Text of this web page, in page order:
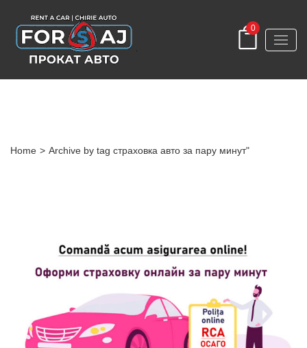
0
Home > Archive by tag страховка авто за пару минут"